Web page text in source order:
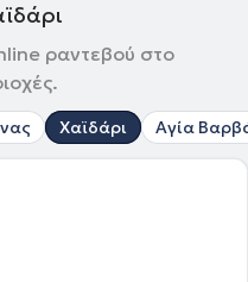
ραντεβού στο
Χαϊδάρι Αγία